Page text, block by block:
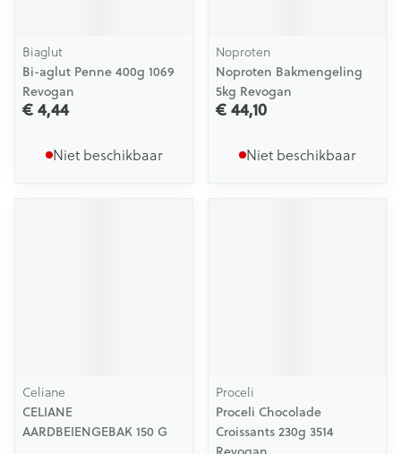
Biaglut
Bi-aglut Penne 400g 1069
Revogan
€ 4,44
Niet beschikbaar
Noproten
Noproten Bakmengeling
5kg Revogan
€ 44,10
Niet beschikbaar
Celiane
CELIANE
AARDBEIENGEBAK 150 G
Proceli
Proceli Chocolade
Croissants 230g 3514